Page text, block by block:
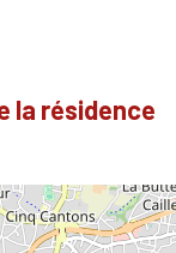
la résidence